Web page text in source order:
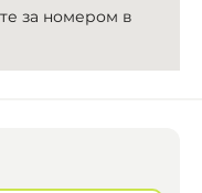
за номером в